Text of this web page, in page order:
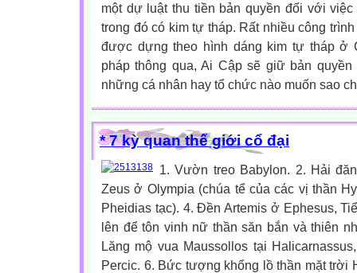
một dự luật thu tiền bản quyền đối với
trong đó có kim tự tháp. Rất nhiều công
được dựng theo hình dáng kim tự tháp ở
pháp thông qua, Ai Cập sẽ giữ bản
những cá nhân hay tổ chức nào muốn sao
* 7 kỳ quan thế giới cổ đại
1. Vườn treo Babylon. 2. Hải
Zeus ở Olympia (chúa tể của các vị thần
Pheidias tạc). 4. Đền Artemis ở Ephesus,
lên để tôn vinh nữ thần săn bắn và thiên
Lăng mộ vua Maussollos tại
Percic. 6. Bức tượng khổng lồ thần mặt trời